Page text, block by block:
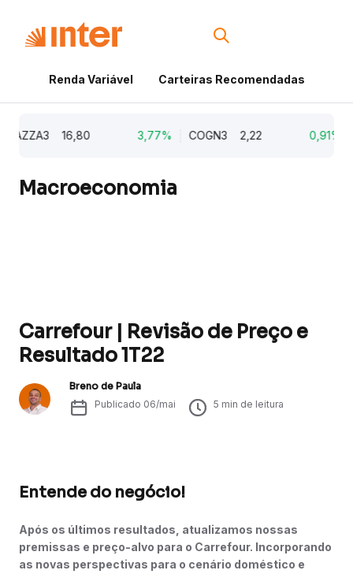
Renda Variável Carteiras Recomendadas
16,80 3,77% COGN3 2,22 0,91%
Macroeconomia
Carrefour | Revisão de Preço e
Resultado 1T22
Breno de Paula
Publicado 06/mai 5 min de leitura
Entende do negócio!
Após os últimos resultados, atualizamos nossas
premissas e preço-alvo para o Carrefour. Incorporando
as novas perspectivas para o cenário doméstico e